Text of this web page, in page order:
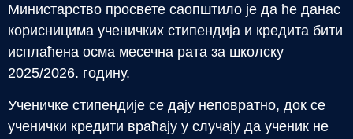
Министарство просвете саопштило је да ће данас
корисницима ученичких стипендија и кредита бити
исплаћена осма месечна рата за школску
2025/2026. годину.
Ученичке стипендије се дају неповратно, док се
ученички кредити враћају у случају да ученик не